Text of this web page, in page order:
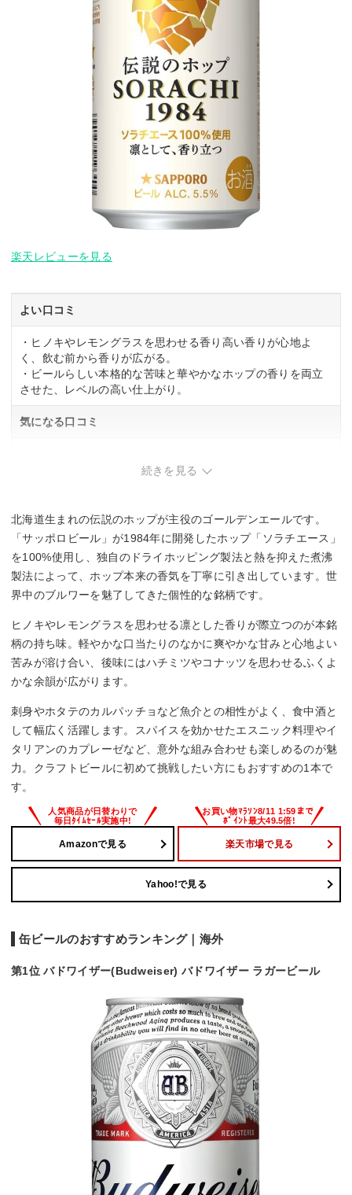
楽天レビューを見る
よい口コミ
・ヒノキやレモングラスを思わせる香り高い香りが心地よ
く、飲む前から香りが広がる。
・ビールらしい本格的な苦味と華やかなホップの香りを両立
させた、レベルの高い仕上がり。
気になる口コミ
続きを見る
北海道生まれの伝説のホップが主役のゴールデンエールです。
「サッポロビール」が1984年に開発したホップ「ソラチエース」
を100%使用し、独自のドライホッピング製法と熱を抑えた煮沸
製法によって、ホップ本来の香気を丁寧に引き出しています。世
界中のブルワーを魅了してきた個性的な銘柄です。
ヒノキやレモングラスを思わせる凛とした香りが際立つのが本銘
柄の持ち味。軽やかな口当たりのなかに爽やかな甘みと心地よい
苦みが溶け合い、後味にはハチミツやコナッツを思わせるふくよ
かな余韻が広がります。
刺身やホタテのカルパッチョなど魚介との相性がよく、食中酒と
して幅広く活躍します。スパイスを効かせたエスニック料理やイ
タリアンのカプレーゼなど、意外な組み合わせも楽しめるのが魅
力。クラフトビールに初めて挑戦したい方にもおすすめの1本で
す。
Amazonで見る 楽天市場で見る
Yahoo!で見る
缶ビールのおすすめランキング｜海外
第1位 バドワイザー(Budweiser) バドワイザー ラガービール